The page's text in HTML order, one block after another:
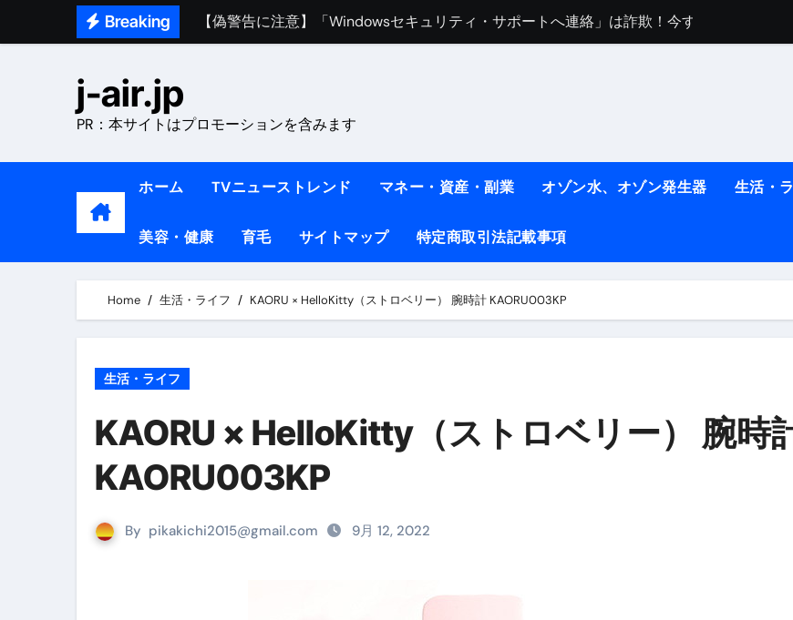
Breaking
熊本イオンモール爆発事故｜責任は地震か施設側か？被害者への補償や損害賠償をわかり
1万回再生!!【更年期ダイエット】朝に食べるだけで痩せ体質になるタンパク質3選！
中町綾が2週間で3.5kg痩せた方法 #shots
【医者が解説】このふくらはぎ痩せ本当に効果ある？ #エクササイズ
【ダイエット迷子必見】38歳人生最後のダイエット、食事はこれからやりました！【あす
【1日ダイエットルーティン】運動なしで2ヶ月で10kg減量した、私の痩せる9つの習慣 | レ
リサイクル業者の無料回収・無料査定は危険？情報収集との関係と見分け方を解説
山梨県震度6弱と富士山噴火の関係｜最新観測データと前兆現象を徹底解説【2026】
j-air.jp
PR：本サイトはプロモーションを含みます
ホーム TVニューストレンド マネー・資産・副業 オゾン水、オゾン発生器 生活・
美容・健康 育毛 サイトマップ 特定商取引法記載事項
Home 生活・ライフ KAORU × HelloKitty（ストロベリー） 腕時計 KAORU003KP
生活・ライフ
KAORU × HelloKitty（ストロベリー） 腕時
KAORU003KP
By pikakichi2015@gmail.com 9月 12, 2022